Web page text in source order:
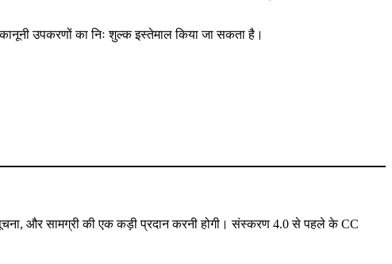
उपकरणों का निः शुल्क इस्तेमाल किया जा सकता है।
और सामग्री की एक कड़ी प्रदान करनी होगी। संस्करण 4.0 से पहले के CC